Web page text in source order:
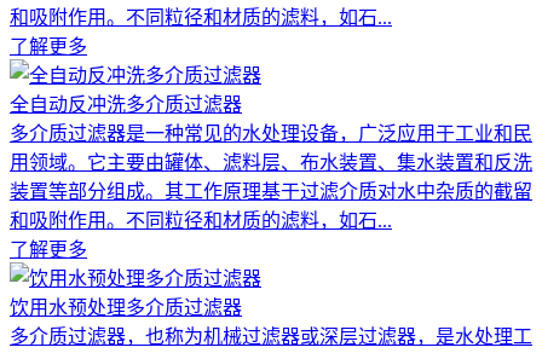
和吸附作用。不同粒径和材质的滤料，如石...
了解更多
全自动反冲洗多介质过滤器
多介质过滤器是一种常见的水处理设备，广泛应用于工业和民
用领域。它主要由罐体、滤料层、布水装置、集水装置和反洗
装置等部分组成。其工作原理基于过滤介质对水中杂质的截留
和吸附作用。不同粒径和材质的滤料，如石...
了解更多
饮用水预处理多介质过滤器
多介质过滤器，也称为机械过滤器或深层过滤器，是水处理工